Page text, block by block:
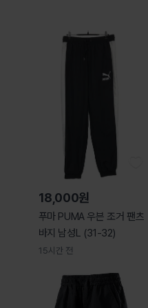
18,000원
푸마 PUMA 우븐 조거 팬츠
바지 남성L (31-32)
15시간 전